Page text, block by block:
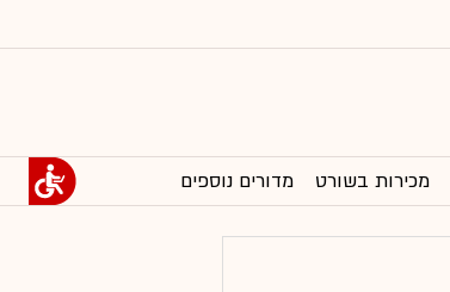
מכירות בשורט מדורים נוספים